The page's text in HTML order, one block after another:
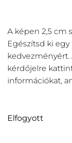
A képen 2,5 cm
Egészítsd ki egy
kedvezményért.
kérdőjelre
információkat,
Elfogyott